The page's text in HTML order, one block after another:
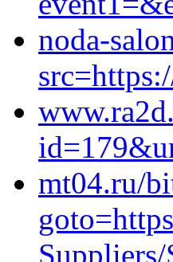
noda-
mt04.ru/